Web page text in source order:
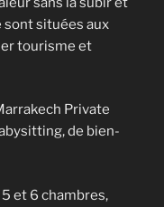
sont situées aux
tourisme et
Private
de bien-
et 6 chambres,